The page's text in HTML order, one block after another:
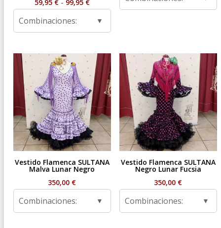
59,95 € - 99,95 €
59,95 €
hasta
99,95 €
Combinaciones:
Vestido Flamenca SULTANA
Malva Lunar Negro
350,00 €
Combinaciones:
Vestido Flamenca SULTANA
Negro Lunar Fucsia
350,00 €
Combinaciones: